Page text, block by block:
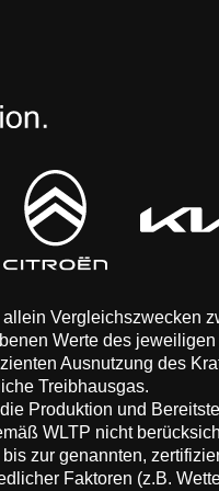
Vergleichszwecken
Werte des
Ausnutzung des
Treibhausgas.
Produktion und
WLTP nicht
zur genannten,
Faktoren (z.B.